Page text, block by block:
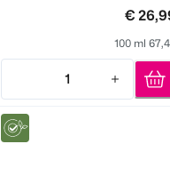
€
100 ml
1
Quantity: 1